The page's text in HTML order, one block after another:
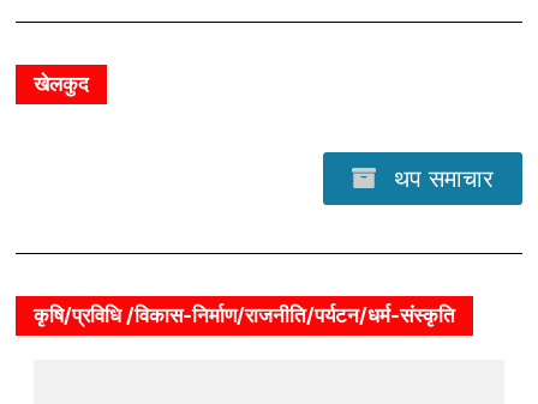
खेलकुद
थप समाचार
कृषि/प्रविधि /विकास-निर्माण/राजनीति/पर्यटन/धर्म-संस्कृति